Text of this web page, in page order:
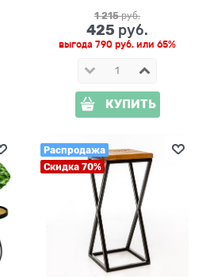
1 215 руб.
425 руб.
выгода 790 руб. или 65%
КУПИТЬ
Распродажа
Скидка 70%